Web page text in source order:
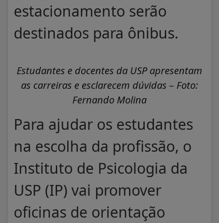
estacionamento serão
destinados para ônibus.
Estudantes e docentes da USP apresentam
as carreiras e esclarecem dúvidas – Foto:
Fernando Molina
Para ajudar os estudantes
na escolha da profissão, o
Instituto de Psicologia da
USP (IP) vai promover
oficinas de orientação